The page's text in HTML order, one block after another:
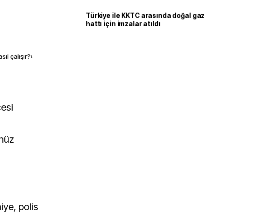
çalışır?›
polis
Türkiye ile KKTC arasında doğal gaz
hattı için imzalar atıldı